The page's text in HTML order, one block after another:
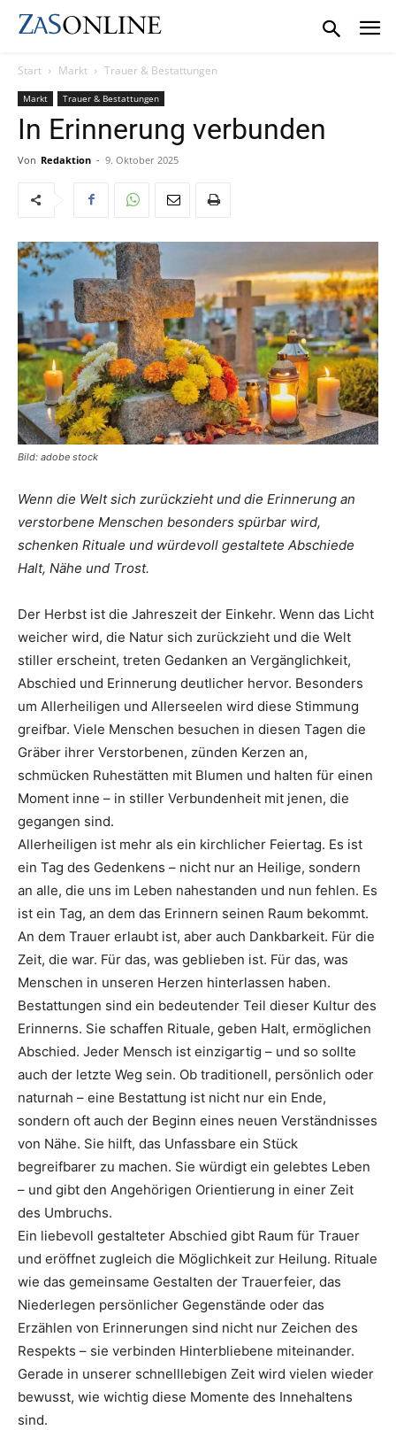
Start Markt Trauer & Bestattungen
Markt Trauer & Bestattungen
In Erinnerung verbunden
Von Redaktion - 9. Oktober 2025
Bild: adobe stock
Wenn die Welt sich zurückzieht und die Erinnerung an
verstorbene Menschen besonders spürbar wird,
schenken Rituale und würdevoll gestaltete Abschiede
Halt, Nähe und Trost.
Der Herbst ist die Jahreszeit der Einkehr. Wenn das Licht
weicher wird, die Natur sich zurückzieht und die Welt
stiller erscheint, treten Gedanken an Vergänglichkeit,
Abschied und Erinnerung deutlicher hervor. Besonders
um Allerheiligen und Allerseelen wird diese Stimmung
greifbar. Viele Menschen besuchen in diesen Tagen die
Gräber ihrer Verstorbenen, zünden Kerzen an,
schmücken Ruhestätten mit Blumen und halten für einen
Moment inne – in stiller Verbundenheit mit jenen, die
gegangen sind.
Allerheiligen ist mehr als ein kirchlicher Feiertag. Es ist
ein Tag des Gedenkens – nicht nur an Heilige, sondern
an alle, die uns im Leben nahestanden und nun fehlen. Es
ist ein Tag, an dem das Erinnern seinen Raum bekommt.
An dem Trauer erlaubt ist, aber auch Dankbarkeit. Für die
Zeit, die war. Für das, was geblieben ist. Für das, was
Menschen in unseren Herzen hinterlassen haben.
Bestattungen sind ein bedeutender Teil dieser Kultur des
Erinnerns. Sie schaffen Rituale, geben Halt, ermöglichen
Abschied. Jeder Mensch ist einzigartig – und so sollte
auch der letzte Weg sein. Ob traditionell, persönlich oder
naturnah – eine Bestattung ist nicht nur ein Ende,
sondern oft auch der Beginn eines neuen Verständnisses
von Nähe. Sie hilft, das Unfassbare ein Stück
begreifbarer zu machen. Sie würdigt ein gelebtes Leben
– und gibt den Angehörigen Orientierung in einer Zeit
des Umbruchs.
Ein liebevoll gestalteter Abschied gibt Raum für Trauer
und eröffnet zugleich die Möglichkeit zur Heilung. Rituale
wie das gemeinsame Gestalten der Trauerfeier, das
Niederlegen persönlicher Gegenstände oder das
Erzählen von Erinnerungen sind nicht nur Zeichen des
Respekts – sie verbinden Hinterbliebene miteinander.
Gerade in unserer schnelllebigen Zeit wird vielen wieder
bewusst, wie wichtig diese Momente des Innehaltens
sind.